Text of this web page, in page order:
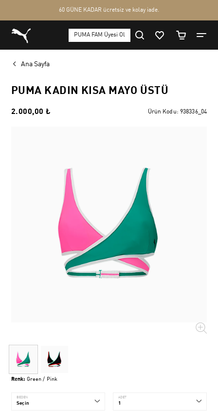
Ana Sayfa
PUMA KADIN KISA MAYO ÜSTÜ
2.000,00 ₺ Ürün Kodu: 938336_04
Renk: Green / Pink
BEDEN ADET